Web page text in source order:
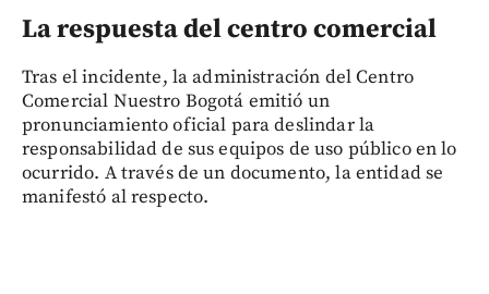
La respuesta del centro comercial
Tras el incidente, la administración del Centro
Comercial Nuestro Bogotá emitió un
pronunciamiento oficial para deslindar la
responsabilidad de sus equipos de uso público en lo
ocurrido. A través de un documento, la entidad se
manifestó al respecto.